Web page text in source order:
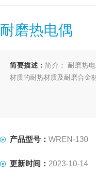
耐磨热电偶
简要描述：简介： 耐磨热
材质的耐热材质及耐磨合金
产品型号：WREN-130
更新时间： 2023-10-14